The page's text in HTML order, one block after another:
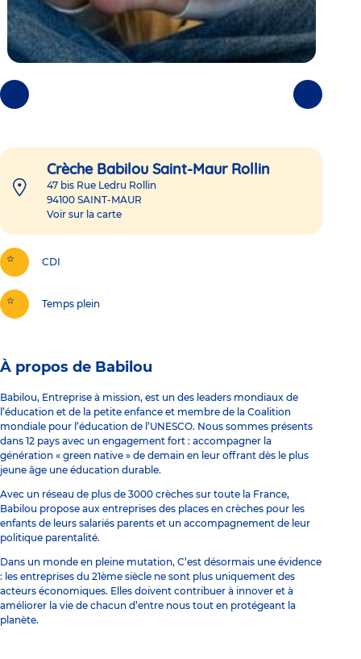
Photos
précédentes
Photos
suivantes
Crèche Babilou Saint-Maur Rollin
47 bis Rue Ledru Rollin
94100 SAINT-MAUR
Voir sur la carte
CDI
Temps plein
À propos de Babilou
Babilou, Entreprise à mission, est un des leaders mondiaux de
l’éducation et de la petite enfance et membre de la Coalition
mondiale pour l’éducation de l’UNESCO. Nous sommes présents
dans 12 pays avec un engagement fort : accompagner la
génération « green native » de demain en leur offrant dès le plus
jeune âge une éducation durable.
Avec un réseau de plus de 3000 crèches sur toute la France,
Babilou propose aux entreprises des places en crèches pour les
enfants de leurs salariés parents et un accompagnement de leur
politique parentalité.
Dans un monde en pleine mutation, C’est désormais une évidence
: les entreprises du 21ème siècle ne sont plus uniquement des
acteurs économiques. Elles doivent contribuer à innover et à
améliorer la vie de chacun d’entre nous tout en protégeant la
planète.